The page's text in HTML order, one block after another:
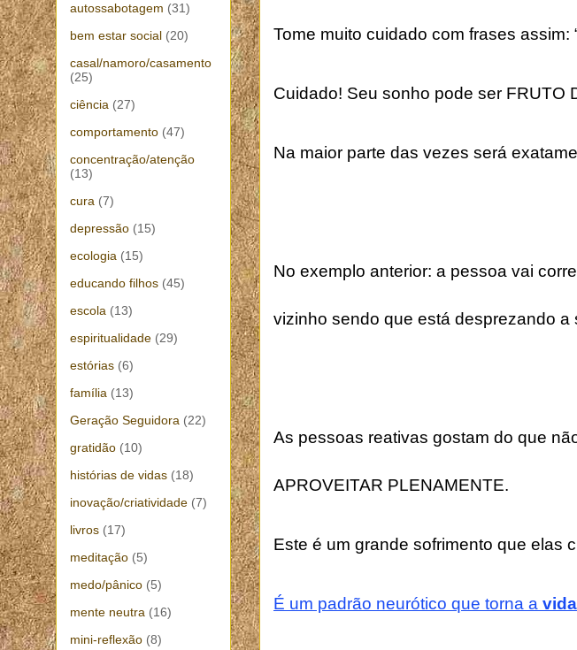
Tome muito cuidado com frases assim:
Cuidado! Seu sonho pode ser FRUTO
Na maior parte das vezes será
No exemplo anterior: a pessoa vai
vizinho sendo que está desprezando a
As pessoas reativas gostam do que
APROVEITAR PLENAMENTE.
Este é um grande sofrimento que elas
É um padrão neurótico que torna a
autossabotagem (31)
bem estar social (20)
casal/namoro/casamento
(25)
ciência (27)
comportamento (47)
concentração/atenção
(13)
cura (7)
depressão (15)
ecologia (15)
educando filhos (45)
escola (13)
espiritualidade (29)
estórias (6)
família (13)
Geração Seguidora (22)
gratidão (10)
histórias de vidas (18)
inovação/criatividade (7)
livros (17)
meditação (5)
medo/pânico (5)
mente neutra (16)
mini-reflexão (8)